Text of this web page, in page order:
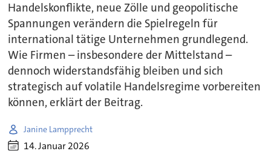
Handelskonflikte, neue Zölle und geopolitische
Spannungen verändern die Spielregeln für
international tätige Unternehmen grundlegend.
Wie Firmen – insbesondere der Mittelstand –
dennoch widerstandsfähig bleiben und sich
strategisch auf volatile Handelsregime vorbereiten
können, erklärt der Beitrag.
Janine Lampprecht
14. Januar 2026